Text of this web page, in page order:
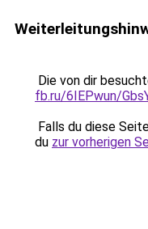
Die von dir
fb.ru/6IEPwun/
Falls du diese
du zur vorherigen